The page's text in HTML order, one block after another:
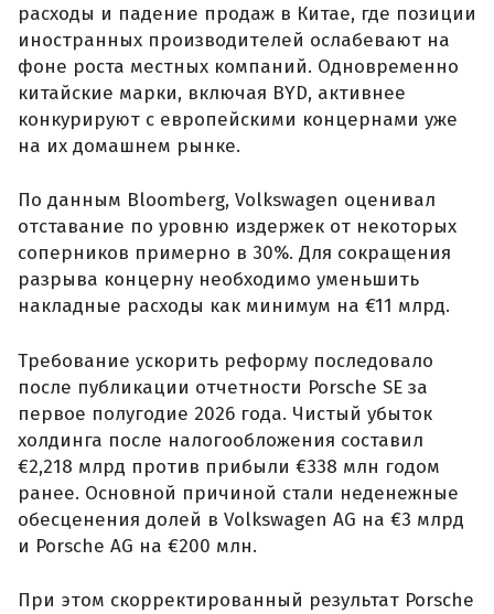
расходы и падение продаж в Китае, где позиции
иностранных производителей ослабевают на
фоне роста местных компаний. Одновременно
китайские марки, включая BYD, активнее
конкурируют с европейскими концернами уже
на их домашнем рынке.
По данным Bloomberg, Volkswagen оценивал
отставание по уровню издержек от некоторых
соперников примерно в 30%. Для сокращения
разрыва концерну необходимо уменьшить
накладные расходы как минимум на €11 млрд.
Требование ускорить реформу последовало
после публикации отчетности Porsche SE за
первое полугодие 2026 года. Чистый убыток
холдинга после налогообложения составил
€2,218 млрд против прибыли €338 млн годом
ранее. Основной причиной стали неденежные
обесценения долей в Volkswagen AG на €3 млрд
и Porsche AG на €200 млн.
При этом скорректированный результат Porsche